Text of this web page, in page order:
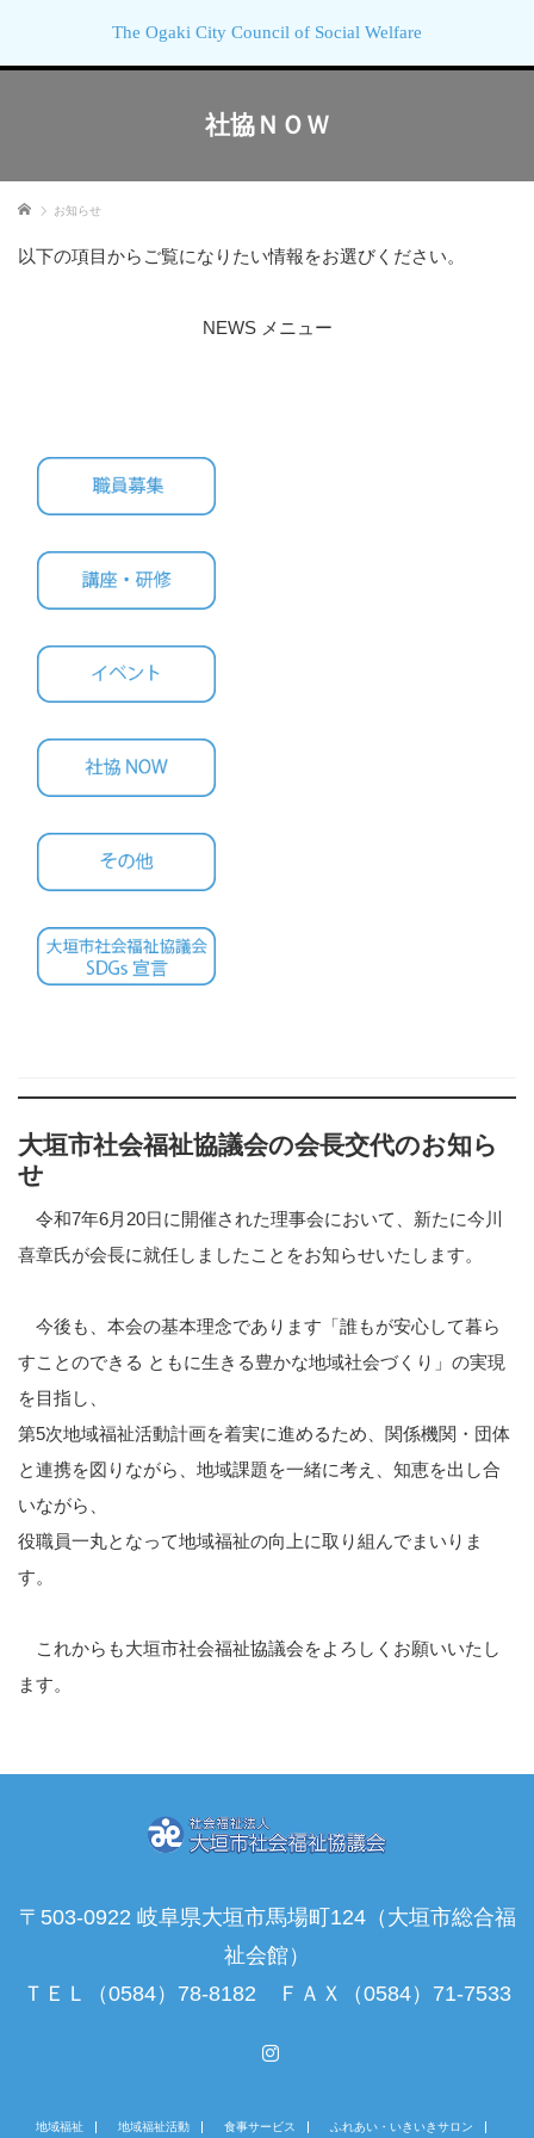
The Ogaki City Council of Social Welfare
社協ＮＯＷ
ホーム お知らせ
以下の項目からご覧になりたい情報をお選びください。
NEWS メニュー
大垣市社会福祉協議会の会長交代のお知ら
せ
令和7年6月20日に開催された理事会において、新たに今川
喜章氏が会長に就任しましたことをお知らせいたします。
今後も、本会の基本理念であります「誰もが安心して暮ら
すことのできる ともに生きる豊かな地域社会づくり」の実現
を目指し、
第5次地域福祉活動計画を着実に進めるため、関係機関・団体
と連携を図りながら、地域課題を一緒に考え、知恵を出し合
いながら、
役職員一丸となって地域福祉の向上に取り組んでまいりま
す。
これからも大垣市社会福祉協議会をよろしくお願いいたし
ます。
〒503-0922 岐阜県大垣市馬場町124（大垣市総合福
祉会館）
ＴＥＬ（0584）78-8182 ＦＡＸ（0584）71-7533
地域福祉 地域福祉活動 食事サービス ふれあい・いきいきサロン